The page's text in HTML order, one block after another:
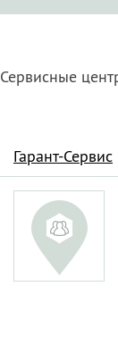
Сервисные
Гарант-Сервис